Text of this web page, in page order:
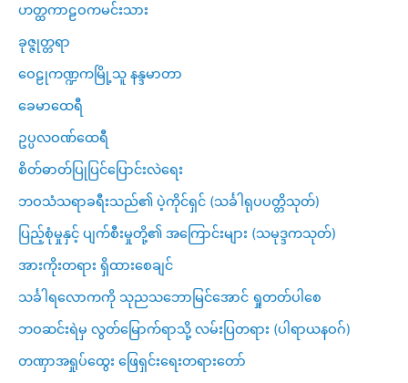
ဟတ္ထကာဠဝကမင်းသား
ခုဇ္ဇုတ္တရာ
ဝေဠုကဏ္ဍကမြို့သူ နန္ဒမာတာ
ခေမာထေရီ
ဥပ္ပလဝဏ်ထေရီ
စိတ်ဓာတ်ပြုပြင်ပြောင်းလဲရေး
ဘဝသံသရာခရီးသည်၏ ပဲ့ကိုင်ရှင် (သင်္ခါရုပပတ္တိသုတ်)
ပြည့်စုံမှုနှင့် ပျက်စီးမှုတို့၏ အကြောင်းများ (သမုဒ္ဒကသုတ်)
အားကိုးတရား ရှိထားစေချင်
သင်္ခါရလောကကို သုညသဘောမြင်အောင် ရှုတတ်ပါစေ
ဘဝဆင်းရဲမှ လွတ်မြောက်ရာသို့ လမ်းပြတရား (ပါရာယနဝဂ်)
တဏှာအရှုပ်ထွေး ဖြေရှင်းရေးတရားတော်